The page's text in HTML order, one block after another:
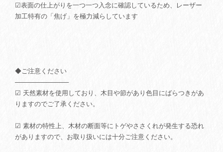
☑︎表面の仕上がりを一つ一つ入念に確認しているため、レーザー
加工特有の「焦げ」を極力減らしています
◆ご注意ください
────────────
☑ 天然素材を使用しており、木目や節があり色目にばらつきがあ
りますのでご了承ください。
☑ 素材の特性上、木材の断面等にトゲやささくれが発生する恐れ
がありますので、お取り扱いには十分ご注意ください。